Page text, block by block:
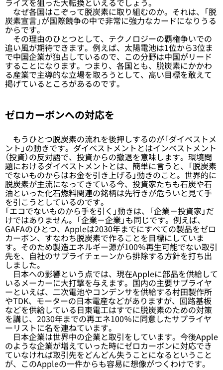
ライズを狙った大転換といえるでしょう。
なぜ各国はこぞって脱炭素に取り組むのか。それは、「脱
炭素宣言」が国際競争の中で非常に強力なカードになりうる
からです。
その理由のひとつとして、テクノロジーの覇権争いでの
追い風が期待できます。例えば、太陽電池は1位から3位ま
で中国企業が独占しているので、この分野は中国がリード
することになります。つまり、各国とも、脱炭素にかかわ
る産業で主導的な立場を取ろうとして、高い目標を敢えて
掲げているところがあるのです。
ゼロカーボンへの対応を
もうひとつ脱炭素の流れを後押しするのが「ダイベストメ
ント」の動きです。ダイベストメントとはインベストメント
（投資）の反対語で、投資からの撤退を意味します。環境問
題におけるダイベストメントとは、簡単に言うと、「脱炭素
でないものからはお金を引き上げる」動きのこと。世界的に
脱炭素が主流になってきている今、投資家たちも石炭や石
油といった化石燃料関連の銘柄は先行きが危ういと見て手
を引こうとしているのです。
「エコでないものから手を引く」動きは、「企業－投資家」だ
けではありません。「企業－企業」も同じです。例えば、
GAFAのひとつ、Appleは2030年までにすべての製品をゼロ
カーボン、すなわち脱炭素で作ることを目標にしていま
す。そのため製造エネルギー源が100％再生可能でない取引
先を、自社のサプライチェーンから排除する方針を打ち出
しました。
日本への影響という点では、現在Appleに部品を供給して
いるメーカーに大打撃を与えます。国内の主要サプライヤ
ーといえば、二次電池やコンデンサを供給する村田製作所
やTDK、モーターの日本電産などがありますが、回路基板
などを供給している日東電工はすでに脱炭素のための対策
を講じ、2030年までの再エネ100％に同意したサプライヤ
ーリストに名を連ねています。
日本企業は世界中の企業と取引をしています。今後Apple
のような企業が増えていった時にゼロカーボンに対応でき
ていなければ取引先をどんどん失うことになるということ
が、このAppleの一件からも容易に想像がつくわけです。